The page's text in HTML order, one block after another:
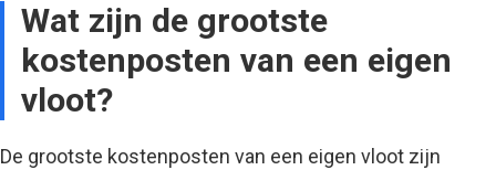
Wat zijn de grootste
kostenposten van een eigen
vloot?
De grootste kostenposten van een eigen vloot zijn